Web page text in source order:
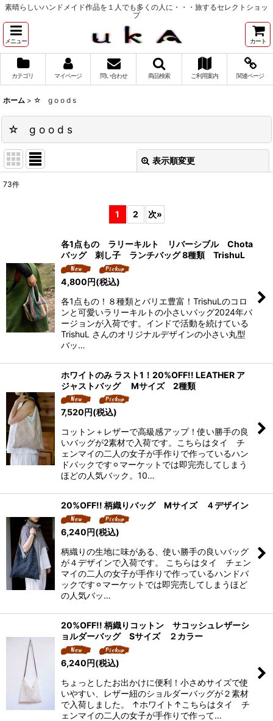
素晴らしいハンドメイド作品を１人でも多くの人に・・・旅するセレクトショッ
プ
メニュー カート
カテゴリ マイページ 問い合わせ 商品検索 ご利用案内 関連ページ
ホーム > ☆ g o o d s
☆ g o o d s
表示順変更
サブカテゴリ
並び順:
絞り込む
73件
1 2 次»
各1点もの ラリーキルト リバーシブル Chota
バッグ 刺し子 ランチバッグ 8種類 TrishuL
4,800円(税込)
各1点もの！８種類とバリエ豊富！TrishuLのコロ
ンと可愛いラリーキルトの小さいバッグ2024年バ
ージョンが入荷です。インドで活動を続けている
TrishuL さんのオリジナルデザインの小さい丸型
バッ…
ホワイトのみ ラスト1！20%OFF!! LEATHER ア
ジャストバッグ Mサイズ 2種類
7,520円(税込)
コットン＋レザーで高級感アップ！使い勝手の良
いバッグが2素材で入荷です。こちらはタイ チ
ェンマイの二人の女子が手作りで作っているハン
ドバックです⚪︎マーケットでは即完売してしまう
ほどの人気バック。10…
20%OFF!! 柄織りバッグ Mサイズ ４デザイン
6,240円(税込)
柄織りの生地に味がある、使い勝手の良いバッグ
が４デザインで入荷です。 こちらはタイ チェン
マイの二人の女子が手作りで作っているハンドバ
ックです⚪︎マーケットでは即完売してしまうほど
の人気バッ…
20%OFF!! 柄織りコットン サコッシュレザーシ
ョルダーバッグ Sサイズ ２カラー
6,240円(税込)
ちょっとしたお出かけに便利！小さめサイズで使
いやすい、レザー紐のショルダーバッグが２素材
で入荷しました。 ↑ホワイト↑こちらはタイ チ
ェンマイの二人の女子が手作りで作って…